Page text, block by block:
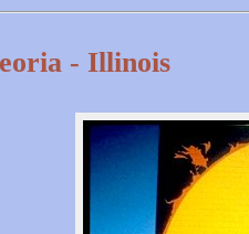
- Illinois